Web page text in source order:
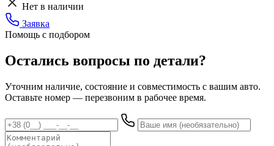
Нет в наличии
Заявка
Помощь с подбором
Остались вопросы по детали?
Уточним наличие, состояние и совместимость с вашим авто.
Оставьте номер — перезвоним в рабочее время.